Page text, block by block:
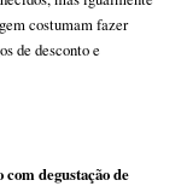
costumam fazer
de desconto e
degustação de